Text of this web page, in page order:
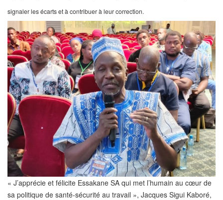
signaler les écarts et à contribuer à leur correction.
« J’apprécie et félicite Essakane SA qui met l’humain au cœur de
sa politique de santé-sécurité au travail », Jacques Sigui Kaboré,